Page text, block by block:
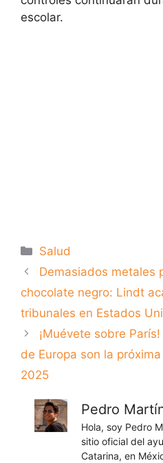
escolar.
Categorías
Salud
Demasiados metales
chocolate negro: Lindt
tribunales en Estados
¡Muévete sobre
de Europa son la
2025
Pedro
Hola, soy Pedro
sitio oficial del
Catarina, en